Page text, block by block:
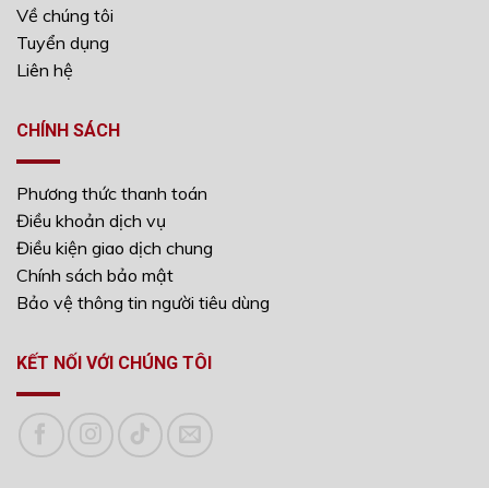
Về chúng tôi
Tuyển dụng
Liên hệ
CHÍNH SÁCH
Phương thức thanh toán
Điều khoản dịch vụ
Điều kiện giao dịch chung
Chính sách bảo mật
Bảo vệ thông tin người tiêu dùng
KẾT NỐI VỚI CHÚNG TÔI